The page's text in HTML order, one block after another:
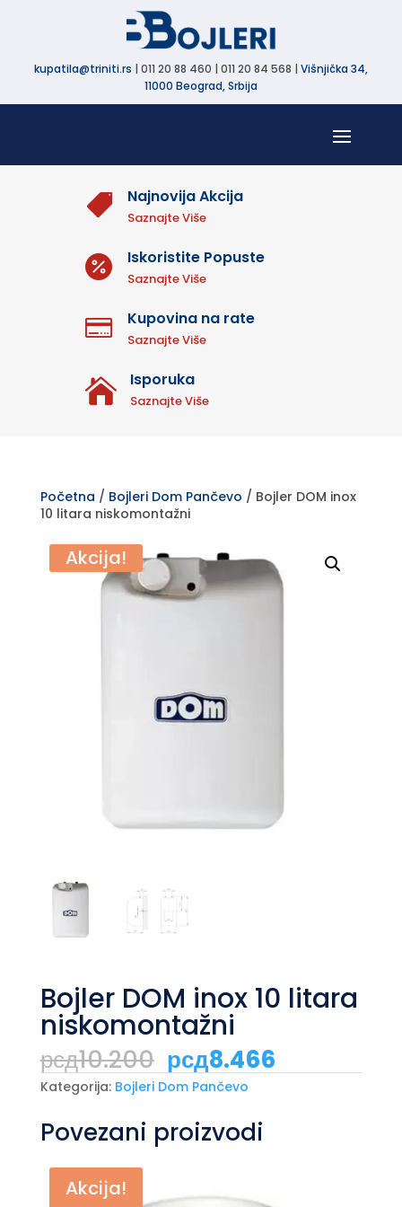
kupatila@triniti.rs | 011 20 88 460 | 011 20 84 568 | Višnjička 34,
11000 Beograd, Srbija
 Najnovija Akcija
Saznajte Više
 Iskoristite Popuste
Saznajte Više
 Kupovina na rate
Saznajte Više
 Isporuka
Saznajte Više
Početna / Bojleri Dom Pančevo / Bojler DOM inox
10 litara niskomontažni
Akcija!
Bojler DOM inox 10 litara
niskomontažni
рсд10.200 Originalna
cena
je
рсд10.200.
рсд8.466Trenutna
cena
Kategorija: Bojleri Dom Pančevo
Povezani proizvodi
Akcija!